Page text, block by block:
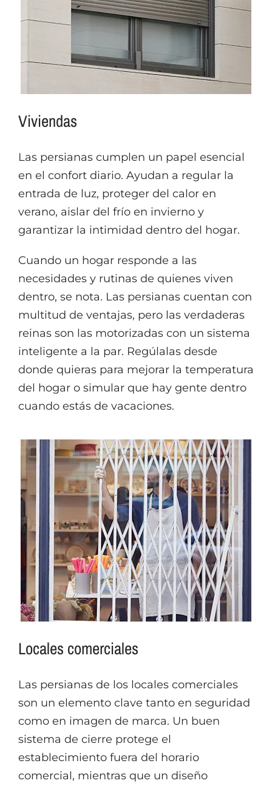
Viviendas
Las persianas cumplen un papel esencial
en el confort diario. Ayudan a regular la
entrada de luz, proteger del calor en
verano, aislar del frío en invierno y
garantizar la intimidad dentro del hogar.
Cuando un hogar responde a las
necesidades y rutinas de quienes viven
dentro, se nota. Las persianas cuentan con
multitud de ventajas, pero las verdaderas
reinas son las motorizadas con un sistema
inteligente a la par. Regúlalas desde
donde quieras para mejorar la temperatura
del hogar o simular que hay gente dentro
cuando estás de vacaciones.
Locales comerciales
Las persianas de los locales comerciales
son un elemento clave tanto en seguridad
como en imagen de marca. Un buen
sistema de cierre protege el
establecimiento fuera del horario
comercial, mientras que un diseño